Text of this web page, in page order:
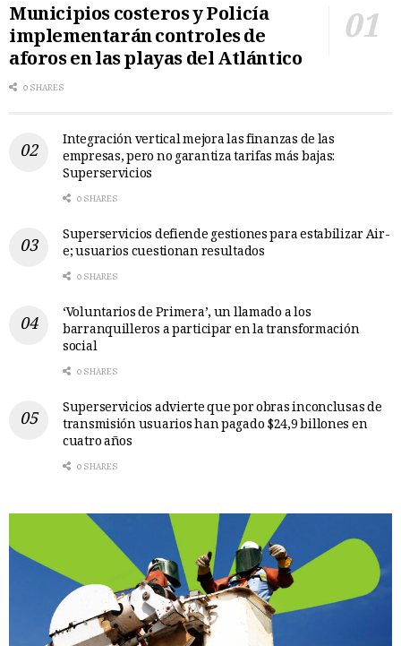
Municipios costeros y Policía
implementarán controles de
aforos en las playas del Atlántico
0 SHARES
Integración vertical mejora las finanzas de las
empresas, pero no garantiza tarifas más bajas:
Superservicios
0 SHARES
Superservicios defiende gestiones para estabilizar Air-
e; usuarios cuestionan resultados
0 SHARES
‘Voluntarios de Primera’, un llamado a los
barranquilleros a participar en la transformación
social
0 SHARES
Superservicios advierte que por obras inconclusas de
transmisión usuarios han pagado $24,9 billones en
cuatro años
0 SHARES